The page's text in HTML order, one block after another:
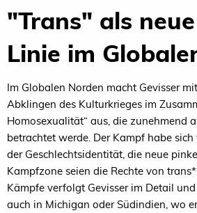
"Trans" als
Linie im
Im Globalen Norden macht Gevisser
Abklingen des Kulturkrieges im
Homosexualität“ aus, die zunehmend
betrachtet werde. Der Kampf habe
der Geschlechtsidentität, die neue
Kampfzone seien die Rechte von
Kämpfe verfolgt Gevisser im Detail
auch in Michigan oder Südindien, wo